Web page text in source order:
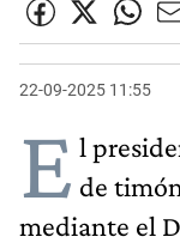
22-09-2025 11:55
E l
de
mediante el